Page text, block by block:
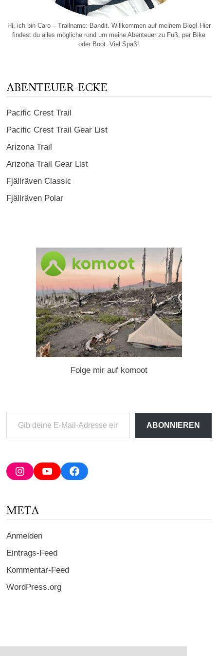
Hi, ich bin Caro – Trailname: Bandit. Willkommen auf meinem Blog! Hier
findest du alles mögliche rund um meine Abenteuer zu Fuß, per Bike
oder Boot. Viel Spaß!
ABENTEUER-ECKE
Pacific Crest Trail
Pacific Crest Trail Gear List
Arizona Trail
Arizona Trail Gear List
Fjällräven Classic
Fjällräven Polar
Folge mir auf komoot
deine
Adresse
ein ...
ABONNIEREN
InstagramYouTubeFacebook
META
Anmelden
Eintrags-Feed
Kommentar-Feed
WordPress.org